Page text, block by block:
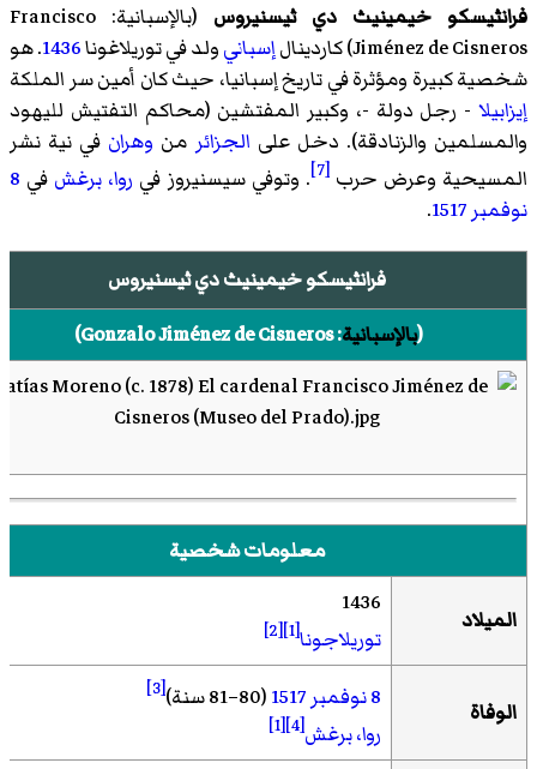
فرانثيسكو خيمينيث دي ثيسنيروس (بالإسبانية: Francisco
Jiménez de Cisneros) كاردينالإسبانيولد في توريلاغونا1436. هو
شخصية كبيرة ومؤثرة في تاريخ إسبانيا، حيث كان أمين سر الملكة
إيزابيلا - رجل دولة -، وكبير المفتشين (محاكم التفتيش لليهود
والمسلمين والزنادقة). دخل على الجزائر من وهران في نية نشر
المسيحية وعرض حرب[7] . وتوفي سيسنيروز في روا، برغش في 8
نوفمبر1517
.
فرانثيسكو خيمينيث دي ثيسنيروس
(بالإسبانية:
Gonzalo Jiménez de Cisneros
)‏
معلومات شخصية
الميلاد
1436
توريلاجونا[1]
[2]
الوفاة 8 نوفمبر 1517(80–81 سنة) [3]
روا، برغش[4]
[1]